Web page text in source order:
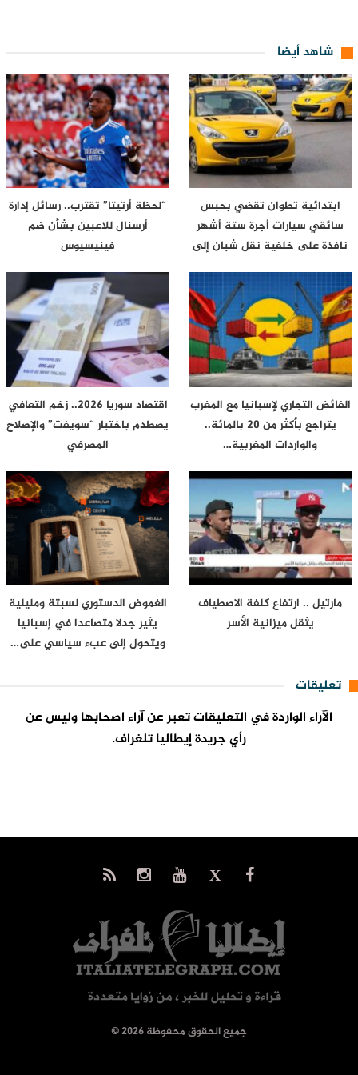
شاهد أيضا
ابتدائية تطوان تقضي بحبس
سائقي سيارات أجرة ستة أشهر
نافذة على خلفية نقل شبان إلى
“لحظة أرتيتا” تقترب.. رسائل إدارة
أرسنال للاعبين بشأن ضم
فينيسيوس
الفائض التجاري لإسبانيا مع المغرب
يتراجع بأكثر من 20 بالمائة..
والواردات المغربية…
اقتصاد سوريا 2026.. زخم التعافي
يصطدم باختبار “سويفت” والإصلاح
المصرفي
مارتيل .. ارتفاع كلفة الاصطياف
يثقل ميزانية الأسر
الغموض الدستوري لسبتة ومليلية
يثير جدلا متصاعدا في إسبانيا
ويتحول إلى عبء سياسي على…
تعليقات
الآراء الواردة في التعليقات تعبر عن آراء اصحابها وليس عن
رأي جريدة إيطاليا تلغراف.
© جميع الحقوق محفوظة 2026